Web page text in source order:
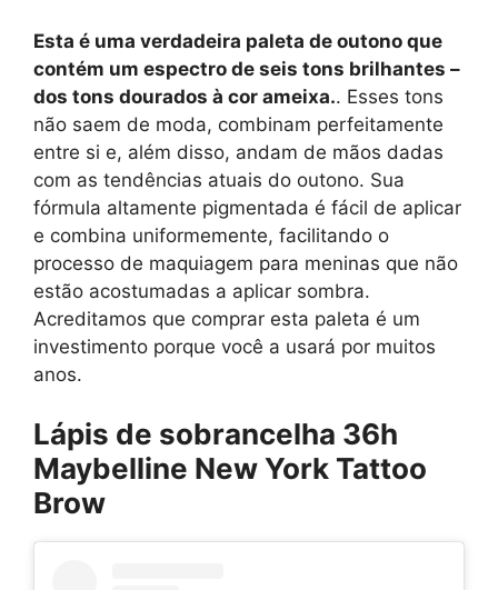
Esta é uma verdadeira paleta de outono que
contém um espectro de seis tons brilhantes –
dos tons dourados à cor ameixa.. Esses tons
não saem de moda, combinam perfeitamente
entre si e, além disso, andam de mãos dadas
com as tendências atuais do outono. Sua
fórmula altamente pigmentada é fácil de aplicar
e combina uniformemente, facilitando o
processo de maquiagem para meninas que não
estão acostumadas a aplicar sombra.
Acreditamos que comprar esta paleta é um
investimento porque você a usará por muitos
anos.
Lápis de sobrancelha 36h
Maybelline New York Tattoo
Brow